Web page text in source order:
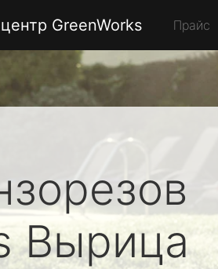
GreenWorks Прайс
Вырица